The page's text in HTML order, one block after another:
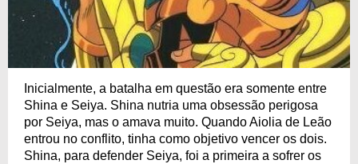
Inicialmente, a batalha em questão era somente entre
Shina e Seiya. Shina nutria uma obsessão perigosa
por Seiya, mas o amava muito. Quando Aiolia de Leão
entrou no conflito, tinha como objetivo vencer os dois.
Shina, para defender Seiya, foi a primeira a sofrer os